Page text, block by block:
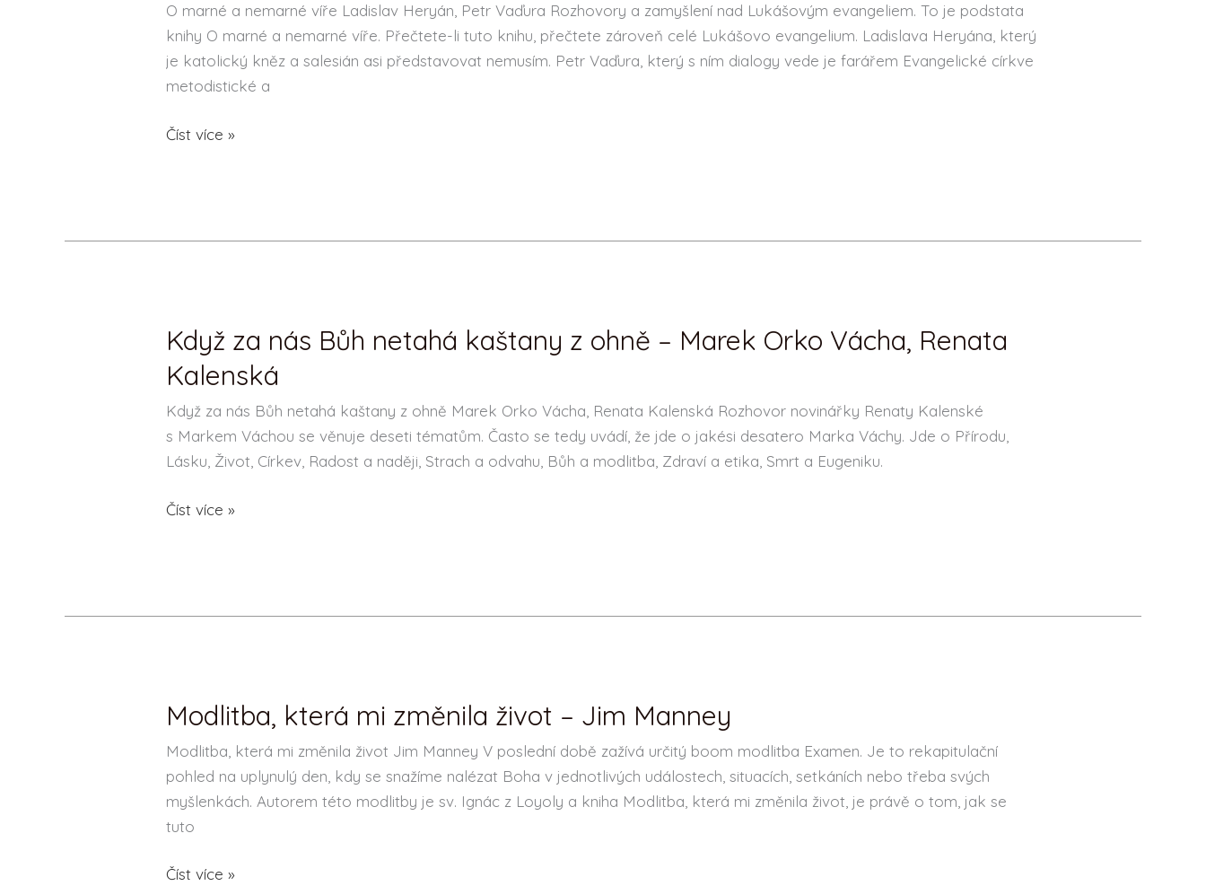
O marné a nemarné víře Ladislav Heryán, Petr Vaďura Rozhovory a zamyšlení nad Lukášovým evangeliem. To je podstata
knihy O marné a nemarné víře. Přečtete-li tuto knihu, přečtete zároveň celé Lukášovo evangelium. Ladislava Heryána, který
je katolický kněz a salesián asi představovat nemusím. Petr Vaďura, který s ním dialogy vede je farářem Evangelické církve
metodistické a
a
nemarné
víře
–
Heryán,
Číst více »
Když za nás Bůh netahá kaštany z ohně – Marek Orko Vácha, Renata
Kalenská
Když za nás Bůh netahá kaštany z ohně Marek Orko Vácha, Renata Kalenská Rozhovor novinářky Renaty Kalenské
s Markem Váchou se věnuje deseti tématům. Často se tedy uvádí, že jde o jakési desatero Marka Váchy. Jde o Přírodu,
Lásku, Život, Církev, Radost a naději, Strach a odvahu, Bůh a modlitba, Zdraví a etika, Smrt a Eugeniku.
Když
nás
Bůh
netahá
kaštany
ohně
Číst více »
Modlitba, která mi změnila život – Jim Manney
Modlitba, která mi změnila život Jim Manney V poslední době zažívá určitý boom modlitba Examen. Je to rekapitulační
pohled na uplynulý den, kdy se snažíme nalézat Boha v jednotlivých událostech, situacích, setkáních nebo třeba svých
myšlenkách. Autorem této modlitby je sv. Ignác z Loyoly a kniha Modlitba, která mi změnila život, je právě o tom, jak se
tuto
Modlitba,
mi
změnila
život
–
Číst více »